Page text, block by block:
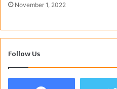
November 1, 2022
Follow Us